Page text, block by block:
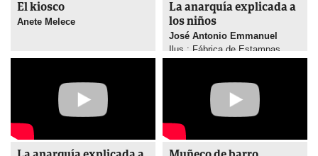
El kiosco
Anete Melece
La anarquía explicada a
los niños
José Antonio Emmanuel
Ilus.: Fábrica de Estampas